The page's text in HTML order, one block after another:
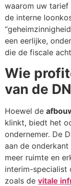
waarom uw
de interne
een eerlijke,
die de fiscale
Wie
van de
Hoewel de
klinkt, biedt het
ondernemer. De
aan de
meer ruimte en
interim-specialist
zoals de vitale